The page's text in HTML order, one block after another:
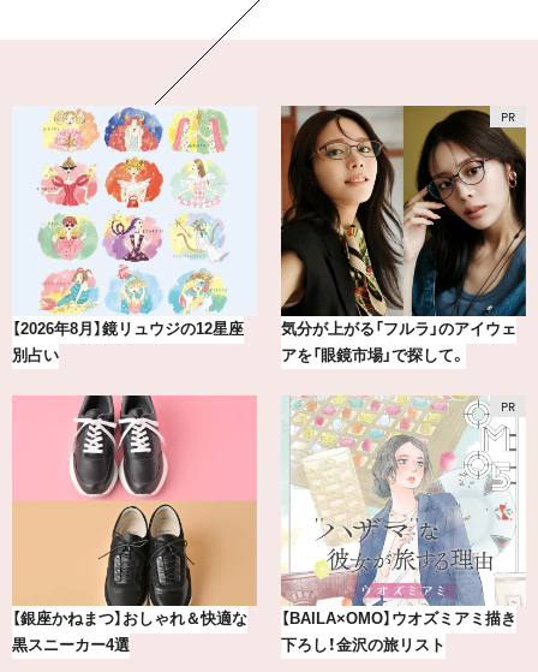
【2026年8月】鏡リュウジの12星座
別占い
気分が上がる「フルラ」のアイウェ
アを「眼鏡市場」で探して。
【銀座かねまつ】おしゃれ＆快適な
黒スニーカー4選
【BAILA×OMO】ウオズミアミ描き
下ろし！金沢の旅リスト